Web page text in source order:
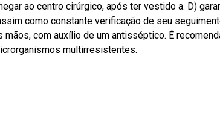
ao centro cirúrgico, após ter vestido a. D)
como constante verificação de seu
com auxílio de um antisséptico. É
multirresistentes.